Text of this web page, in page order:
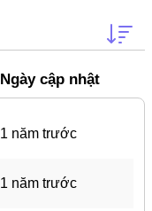
Ngày cập nhật
1 năm trước
1 năm trước